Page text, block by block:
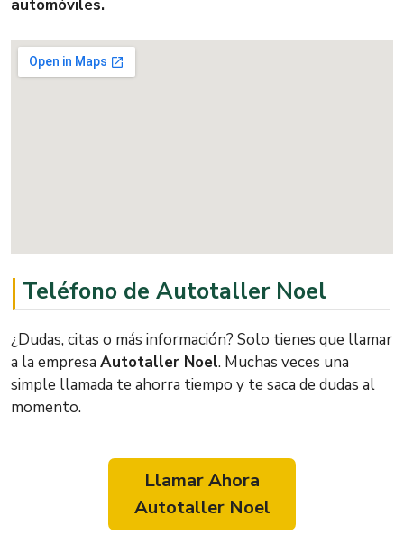
automóviles.
Teléfono de Autotaller Noel
¿Dudas, citas o más información? Solo tienes que llamar
a la empresa Autotaller Noel. Muchas veces una
simple llamada te ahorra tiempo y te saca de dudas al
momento.
Llamar Ahora
Autotaller Noel